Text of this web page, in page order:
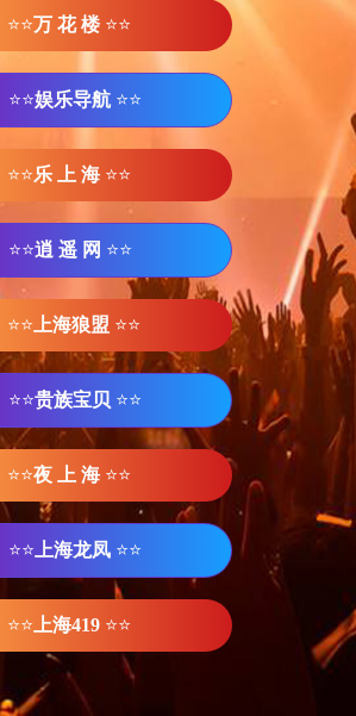
⭐⭐万 花 楼 ⭐⭐
⭐⭐娱乐导航 ⭐⭐
⭐⭐乐 上 海 ⭐⭐
⭐⭐逍 遥 网 ⭐⭐
⭐⭐ 上海狼盟 ⭐⭐
⭐⭐贵族宝贝 ⭐⭐
⭐⭐夜 上 海 ⭐⭐
⭐⭐ 上海龙凤 ⭐⭐
⭐⭐ 上海419 ⭐⭐